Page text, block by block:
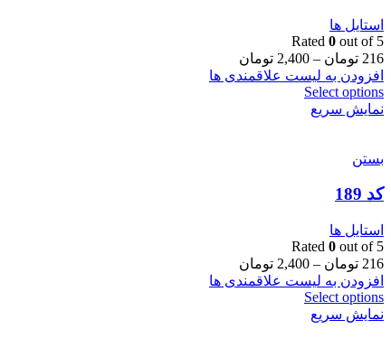
استایل ها
Rated 0 out of 5
216 تومان –
2,400 تومان
افزودن به لیست علاقمندی ها
Select options
نمایش سریع
بستن
کد 189
استایل ها
Rated 0 out of 5
216 تومان –
2,400 تومان
افزودن به لیست علاقمندی ها
Select options
نمایش سریع